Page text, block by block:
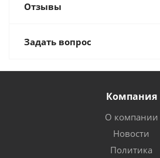
Отзывы
Задать вопрос
Компания
О компании
Новости
Политика